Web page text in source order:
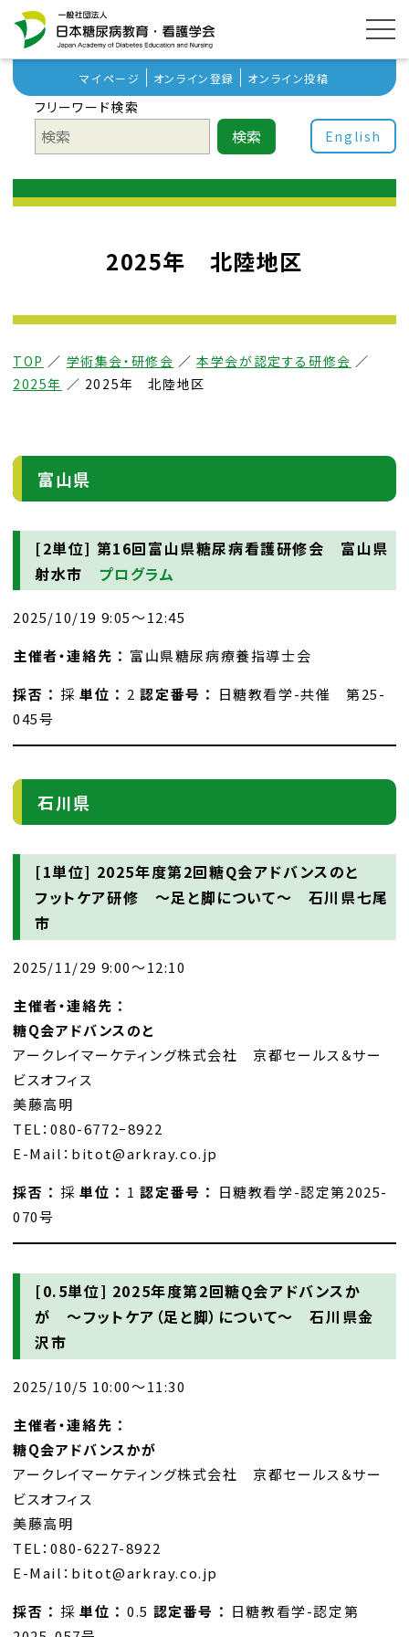
マイページ オンライン登録 オンライン投稿
フリーワード検索
検索 English
2025年 北陸地区
TOP ／ 学術集会・研修会 ／本学会が認定する研修会 ／
2025年 ／ 2025年 北陸地区
富山県
[2単位] 第16回富山県糖尿病看護研修会 富山県
射水市 プログラム
2025/10/19 9:05～12:45
主催者・連絡先 ： 富山県糖尿病療養指導士会
採否 ： 採単位 ： 2認定番号 ： 日糖教看学-共催 第25-
045号
石川県
[1単位] 2025年度第2回糖Q会アドバンスのと
フットケア研修 ～足と脚について～ 石川県七尾
市
2025/11/29 9:00～12:10
主催者・連絡先 ：
糖Q会アドバンスのと
アークレイマーケティング株式会社 京都セールス＆サー
ビスオフィス
美藤高明
TEL：080-6772ｰ8922
E-Mail：bitot@arkray.co.jp
採否 ： 採単位 ： 1認定番号 ： 日糖教看学-認定第2025-
070号
[0.5単位] 2025年度第2回糖Q会アドバンスか
が ～フットケア（足と脚）について～ 石川県金
沢市
2025/10/5 10:00～11:30
主催者・連絡先 ：
糖Q会アドバンスかが
アークレイマーケティング株式会社 京都セールス＆サー
ビスオフィス
美藤高明
TEL：080-6227-8922
E-Mail：bitot@arkray.co.jp
採否 ： 採単位 ：0.5 認定番号 ： 日糖教看学-認定第